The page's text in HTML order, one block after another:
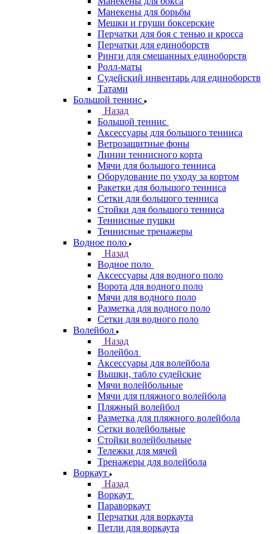
Манекены для борьбы
Мешки и груши боксерские
Перчатки для боя с тенью и кросса
Перчатки для единоборств
Ринги для смешанных единоборств
Ролл-маты
Судейский инвентарь для единоборств
Татами
Большой теннис
Назад
Большой теннис
Аксессуары для большого тенниса
Ветрозащитные фоны
Линии теннисного корта
Мячи для большого тенниса
Оборудование по уходу за кортом
Ракетки для большого тенниса
Сетки для большого тенниса
Стойки для большого тенниса
Теннисные пушки
Теннисные тренажеры
Водное поло
Назад
Водное поло
Аксессуары для водного поло
Ворота для водного поло
Мячи для водного поло
Разметка для водного поло
Сетки для водного поло
Волейбол
Назад
Волейбол
Аксессуары для волейбола
Вышки, табло судейские
Мячи волейбольные
Мячи для пляжного волейбола
Пляжный волейбол
Разметка для пляжного волейбола
Сетки волейбольные
Стойки волейбольные
Тележки для мячей
Тренажеры для волейбола
Воркаут
Назад
Воркаут
Параворкаут
Перчатки для воркаута
Петли для воркаута